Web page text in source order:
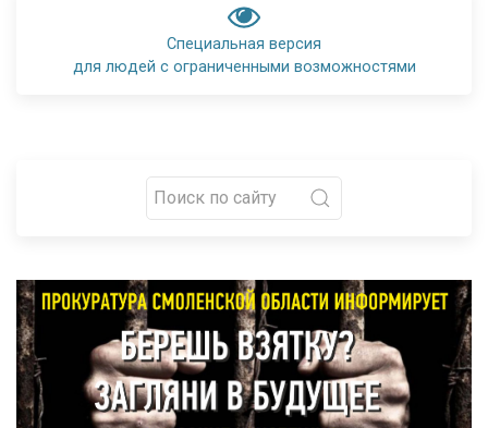
Специальная версия
для людей с ограниченными возможностями